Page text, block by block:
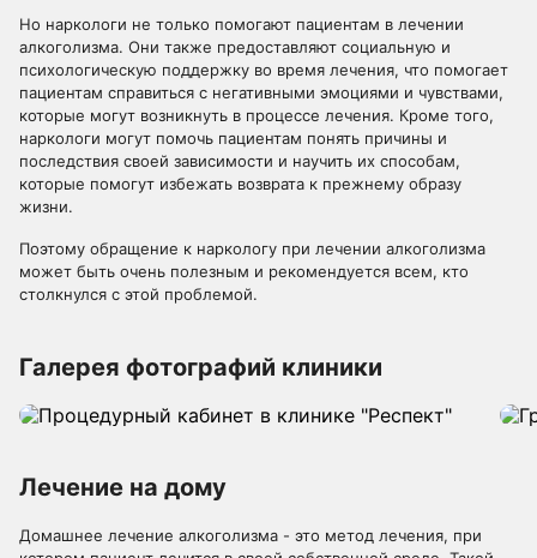
Но наркологи не только помогают пациентам в лечении
алкоголизма. Они также предоставляют социальную и
психологическую поддержку во время лечения, что помогает
пациентам справиться с негативными эмоциями и чувствами,
которые могут возникнуть в процессе лечения. Кроме того,
наркологи могут помочь пациентам понять причины и
последствия своей зависимости и научить их способам,
которые помогут избежать возврата к прежнему образу
жизни.
Поэтому обращение к наркологу при лечении алкоголизма
может быть очень полезным и рекомендуется всем, кто
столкнулся с этой проблемой.
Галерея фотографий клиники
Лечение на дому
Домашнее лечение алкоголизма - это метод лечения, при